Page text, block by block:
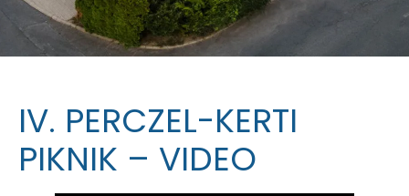
IV. PERCZEL-KERTI
PIKNIK – VIDEO